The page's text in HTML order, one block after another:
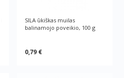
SILA ūkiškas muilas
balinamojo poveikio, 100 g
0,79 €